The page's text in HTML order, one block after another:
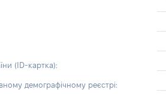
(ID-картка):
демографічному реєстрі: